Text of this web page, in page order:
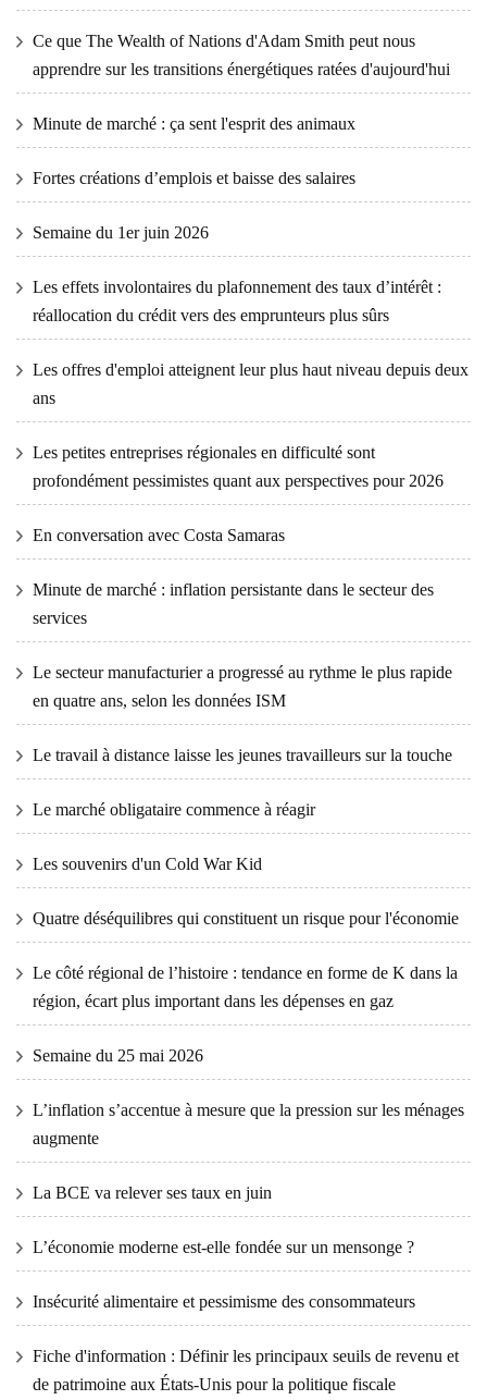
Ce que The Wealth of Nations d'Adam Smith peut nous
apprendre sur les transitions énergétiques ratées d'aujourd'hui
Minute de marché : ça sent l'esprit des animaux
Fortes créations d’emplois et baisse des salaires
Semaine du 1er juin 2026
Les effets involontaires du plafonnement des taux d’intérêt :
réallocation du crédit vers des emprunteurs plus sûrs
Les offres d'emploi atteignent leur plus haut niveau depuis deux
ans
Les petites entreprises régionales en difficulté sont
profondément pessimistes quant aux perspectives pour 2026
En conversation avec Costa Samaras
Minute de marché : inflation persistante dans le secteur des
services
Le secteur manufacturier a progressé au rythme le plus rapide
en quatre ans, selon les données ISM
Le travail à distance laisse les jeunes travailleurs sur la touche
Le marché obligataire commence à réagir
Les souvenirs d'un Cold War Kid
Quatre déséquilibres qui constituent un risque pour l'économie
Le côté régional de l’histoire : tendance en forme de K dans la
région, écart plus important dans les dépenses en gaz
Semaine du 25 mai 2026
L’inflation s’accentue à mesure que la pression sur les ménages
augmente
La BCE va relever ses taux en juin
L’économie moderne est-elle fondée sur un mensonge ?
Insécurité alimentaire et pessimisme des consommateurs
Fiche d'information : Définir les principaux seuils de revenu et
de patrimoine aux États-Unis pour la politique fiscale